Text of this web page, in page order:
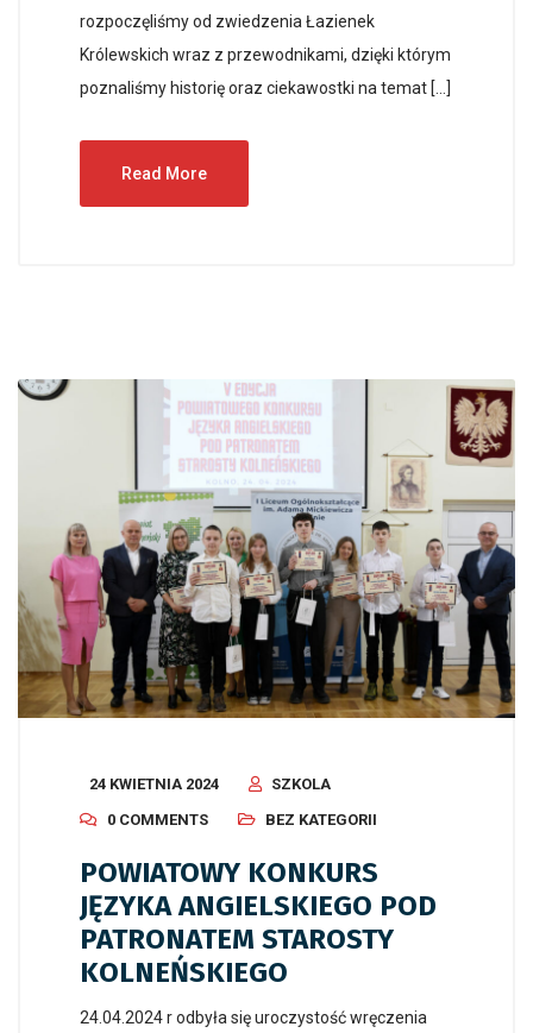
rozpoczęliśmy od zwiedzenia Łazienek
Królewskich wraz z przewodnikami, dzięki którym
poznaliśmy historię oraz ciekawostki na temat […]
Read More
24 KWIETNIA 2024
SZKOLA
0 COMMENTS
BEZ KATEGORII
POWIATOWY KONKURS
JĘZYKA ANGIELSKIEGO POD
PATRONATEM STAROSTY
KOLNEŃSKIEGO
24.04.2024 r odbyła się uroczystość wręczenia